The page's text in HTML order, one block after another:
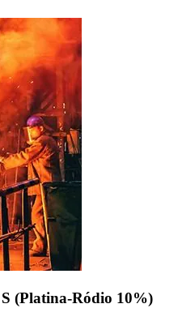
(Platina-Ródio 10%)